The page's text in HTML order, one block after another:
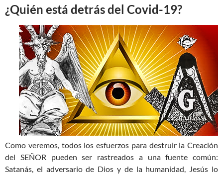
¿Quién está detrás del Covid-19?
Como veremos, todos los esfuerzos para destruir la Creación
del SEÑOR pueden ser rastreados a una fuente común:
Satanás, el adversario de Dios y de la humanidad, Jesús lo